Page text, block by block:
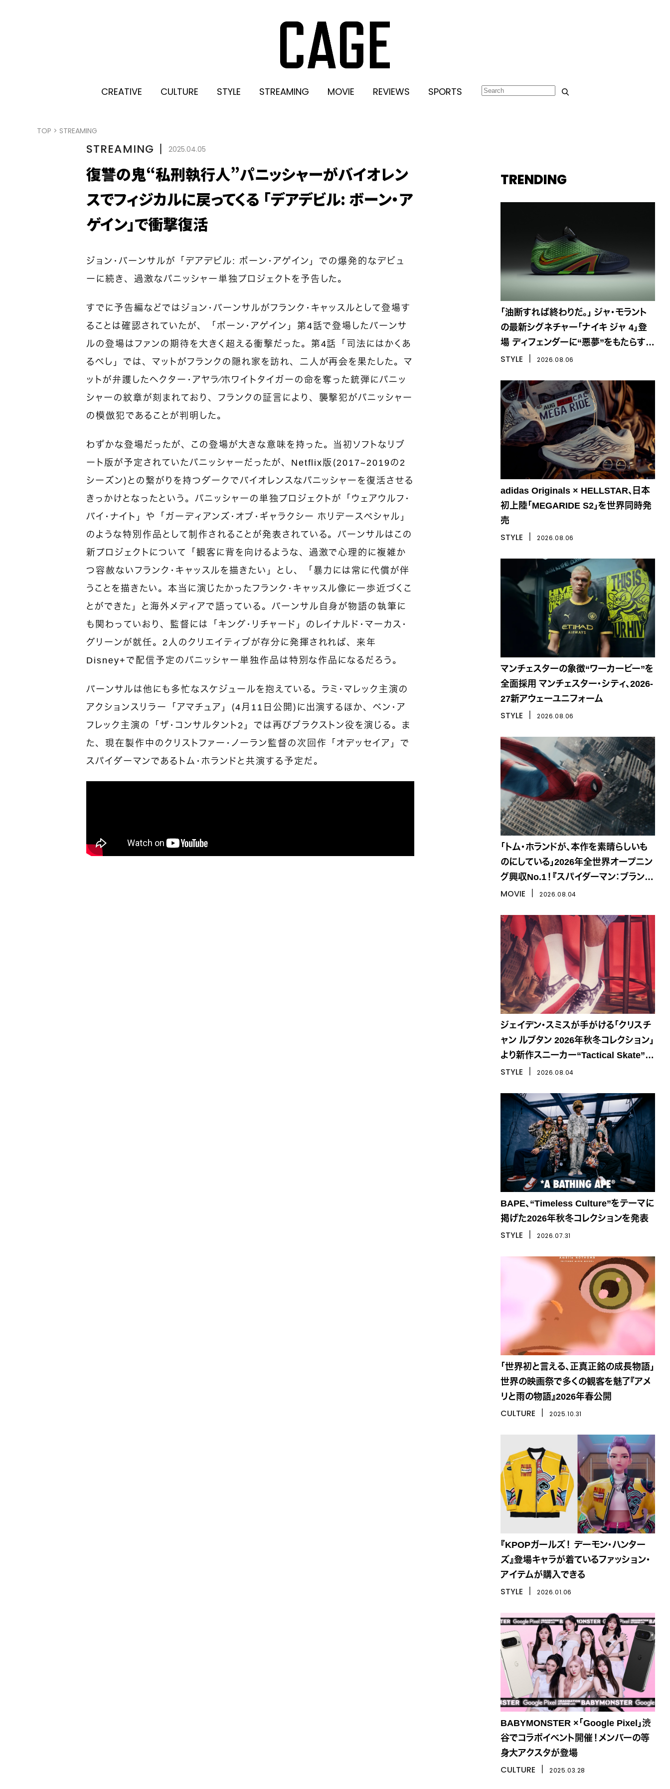
CREATIVE CULTURE STYLE STREAMING MOVIE REVIEWS SPORTS
TOP > STREAMING
STREAMING 丨 2025.04.05
復讐の鬼“私刑執行人”パニッシャーがバイオレン
スでフィジカルに戻ってくる 「デアデビル: ボーン・ア
ゲイン」で衝撃復活
ジョン・バーンサルが「デアデビル: ボーン・アゲイン」での爆発的なデビュ
ーに続き、過激なパニッシャー単独プロジェクトを予告した。
すでに予告編などではジョン・バーンサルがフランク・キャッスルとして登場す
ることは確認されていたが、「ボーン・アゲイン」第4話で登場したバーンサ
ルの登場はファンの期待を大きく超える衝撃だった。第4話「司法にはかくあ
るべし」では、マットがフランクの隠れ家を訪れ、二人が再会を果たした。マ
ットが弁護したヘクター・アヤラ／ホワイトタイガーの命を奪った銃弾にパニッ
シャーの紋章が刻まれており、フランクの証言により、襲撃犯がパニッシャー
の模倣犯であることが判明した。
わずかな登場だったが、この登場が大きな意味を持った。当初ソフトなリブ
ート版が予定されていたパニッシャーだったが、Netflix版（2017～2019の2
シーズン）との繋がりを持つダークでバイオレンスなパニッシャーを復活させる
きっかけとなったという。パニッシャーの単独プロジェクトが「ウェアウルフ・
バイ・ナイト」や「ガーディアンズ・オブ・ギャラクシー ホリデースペシャル」
のような特別作品として制作されることが発表されている。バーンサルはこの
新プロジェクトについて「観客に背を向けるような、過激で心理的に複雑か
つ容赦ないフランク・キャッスルを描きたい」とし、「暴力には常に代償が伴
うことを描きたい。本当に演じたかったフランク・キャッスル像に一歩近づくこ
とができた」と海外メディアで語っている。バーンサル自身が物語の執筆に
も関わっていおり、監督には「キング・リチャード」のレイナルド・マーカス・
グリーンが就任。2人のクリエイティブが存分に発揮されれば、来年
Disney+で配信予定のパニッシャー単独作品は特別な作品になるだろう。
バーンサルは他にも多忙なスケジュールを抱えている。ラミ・マレック主演の
アクションスリラー「アマチュア」（4 月 11 日公開）に出演するほか、ベン・ア
フレック主演の「ザ・コンサルタント 2 」では再びブラクストン役を演じる。ま
た、現在製作中のクリストファー・ノーラン監督の次回作「オデッセイア」で
スパイダーマンであるトム・ホランドと共演する予定だ。
TRENDING
「油断すれば終わりだ。」 ジャ・モラント
の最新シグネチャー「ナイキ ジャ 4」登
場 ディフェンダーに“悪夢”をもたらす一
足
STYLE 2026.08.06
adidas Originals × HELLSTAR、日本
初上陸「MEGARIDE S2」を世界同時発
売
STYLE 2026.08.06
マンチェスターの象徴“ワーカービー”を
全面採用 マンチェスター・シティ、2026-
27新アウェーユニフォーム
STYLE 2026.08.06
「トム・ホランドが、本作を素晴らしいも
のにしている」2026年全世界オープニン
グ興収No.1！『スパイダーマン：ブラン
ド・ニュー・デイ』
MOVIE 2026.08.04
ジェイデン・スミスが手がける「クリスチ
ャン ルブタン 2026年秋冬コレクション」
より新作スニーカー“Tactical Skate”が
登場
STYLE 2026.08.04
BAPE、“Timeless Culture”をテーマに
掲げた2026年秋冬コレクションを発表
STYLE 2026.07.31
「世界初と言える、正真正銘の成長物語」
世界の映画祭で多くの観客を魅了『アメ
リと雨の物語』2026年春公開
CULTURE 2025.10.31
『KPOPガールズ！ デーモン・ハンター
ズ』登場キャラが着ているファッション・
アイテムが購入できる
STYLE 2026.01.06
BABYMONSTER ×「Google Pixel」渋
谷でコラボイベント開催！メンバーの等
身大アクスタが登場
CULTURE 2025.03.28